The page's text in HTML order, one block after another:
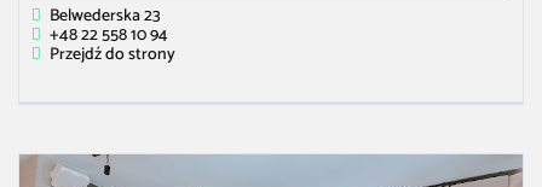
Belwederska 23
+48 22 558 10 94
Przejdź do strony